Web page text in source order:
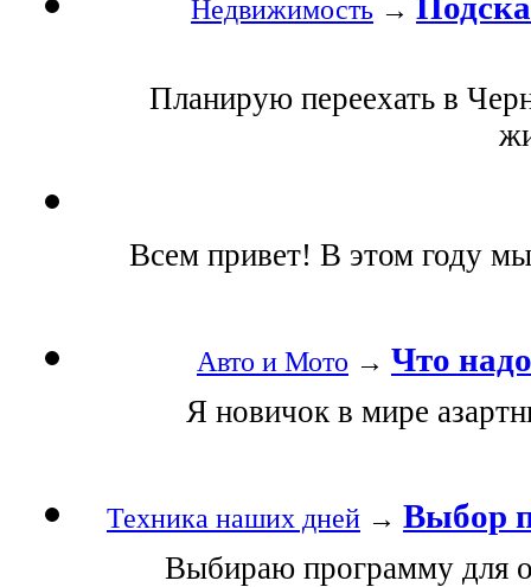
Недвижимость →
Планирую переехать в
Всем привет! В этом году
Авто и Мото → Что
Я новичок в мире
Техника наших дней → Выбор
Выбираю программу для